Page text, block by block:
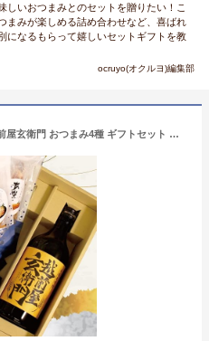
しいおつまみとのセットを贈りたい！こ
まみが楽しめる詰め合わせなど、喜ばれ
になるもらって嬉しいセットギフトを教
ocruyo(オクルヨ)編集部
【父の日】25°本格麦焼酎 越前屋玄衛門 おつまみ4種 ギフトセット 詰め合わせ むぎ焼酎 内祝い お返し 贈り物 プレゼント 晩酌